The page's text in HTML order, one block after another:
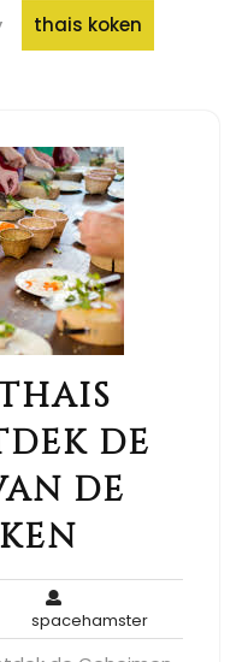
, thais koken
de
de
spacehamster